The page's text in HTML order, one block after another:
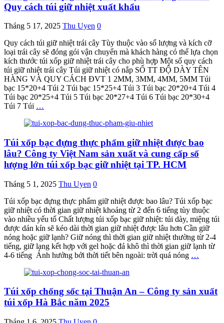
Quy cách túi giữ nhiệt xuất khẩu
Tháng 5 17, 2025 Thu Uyen 0
Quy cách túi giữ nhiệt trái cây Tùy thuộc vào số lượng và kích cỡ
loại trái cây sẽ đóng gói vận chuyển mà khách hàng có thể lựa chọn
kích thước túi xốp giữ nhiệt trái cây cho phù hợp Một số quy cách
túi giữ nhiệt trái cây Túi giữ nhiệt có nắp SỐ TT ĐỘ DÀY TÊN
HÀNG VÀ QUY CÁCH ĐVT 1 2MM, 3MM, 4MM, 5MM Túi
bạc 15*20+4 Túi 2 Túi bạc 15*25+4 Túi 3 Túi bạc 20*20+4 Túi 4
Túi bạc 20*25+4 Túi 5 Túi bạc 20*27+4 Túi 6 Túi bạc 20*30+4
Túi 7 Túi …
Túi xốp bạc đựng thực phẩm giữ nhiệt được bao
lâu? Công ty Việt Nam sản xuất và cung cấp số
lượng lớn túi xốp bạc giữ nhiệt tại TP. HCM
Tháng 5 1, 2025 Thu Uyen 0
Túi xốp bạc đựng thực phẩm giữ nhiệt được bao lâu? Túi xốp bạc
giữ nhiệt có thời gian giữ nhiệt khoảng từ 2 đến 6 tiếng tùy thuộc
vào nhiều yếu tố Chất lượng túi xốp bạc giữ nhiệt: túi dày, miệng túi
được dán kín sẽ kéo dài thời gian giữ nhiệt được lâu hơn Cần giữ
nóng hoặc giữ lạnh? Giữ nóng thì thời gian giữ nhiệt thường từ 2-4
tiếng, giữ lạng kết hợp với gel hoặc đá khô thì thời gian giữ lạnh từ
4-6 tiếng Ảnh hưởng bởi thời tiết bên ngoài: trời quá nóng …
Túi xốp chống sốc tại Thuận An – Công ty sản xuất
túi xốp Hà Bắc năm 2025